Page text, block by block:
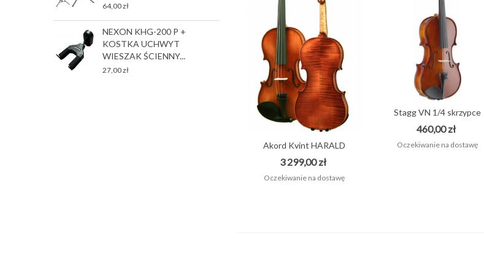
64,00 zł
NEXON KHG-200 P +
KOSTKA UCHWYT
WIESZAK ŚCIENNY...
27,00 zł
TONTRÄGER TG25E/GB
POKROWIEC DO GITARY...
255,00 zł
Akord Kvint HARALD
LORENZ No. 2...
3 299,00 zł
Oczekiwanie na dostawę
Stagg VN 1/4 skrzypce
klasyczne...
460,00 zł
Oczekiwanie na dostawę